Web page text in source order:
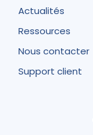
Actualités
Ressources
Nous contacter
Support client